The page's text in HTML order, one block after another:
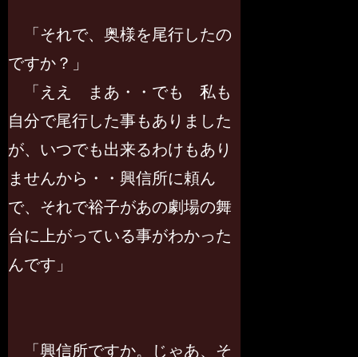
「それで、奥様を尾行したの
ですか？」
「ええ まあ・・でも 私も
自分で尾行した事もありました
が、いつでも出来るわけもあり
ませんから・・興信所に頼ん
で、それで裕子があの劇場の舞
台に上がっている事がわかった
んです」
「興信所ですか。じゃあ、そ